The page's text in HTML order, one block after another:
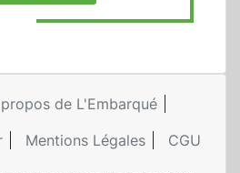
de L'Embarqué
Mentions Légales CGU